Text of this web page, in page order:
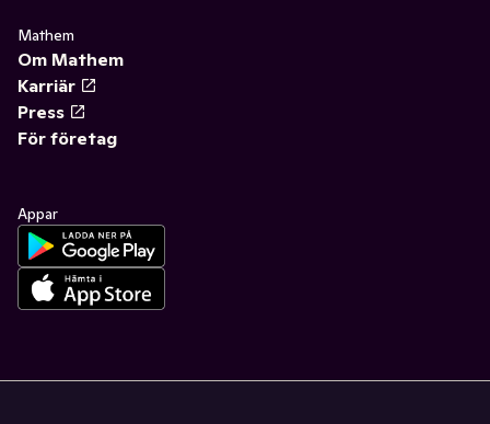
Mathem
Om Mathem
Karriär
Press
För företag
Appar